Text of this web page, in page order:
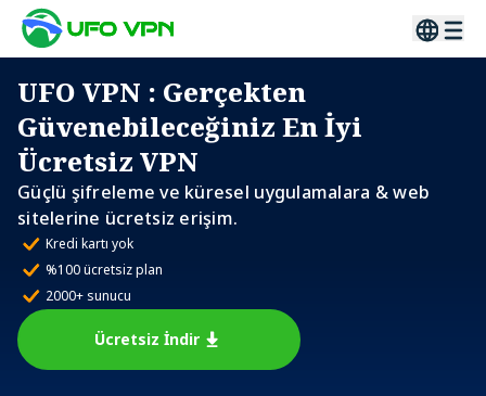
UFO VPN : Gerçekten
Güvenebileceğiniz En İyi
Ücretsiz VPN
Güçlü şifreleme ve küresel uygulamalara & web
sitelerine ücretsiz erişim.
Kredi kartı yok
%100 ücretsiz plan
2000+ sunucu
Ücretsiz İndir